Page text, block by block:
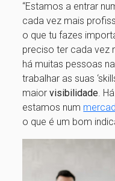
“Estamos a entrar
cada vez mais
o que tu fazes
preciso ter cada vez
há muitas pessoas
trabalhar as suas
maiorvisibilidade.
estamos num
o que é um bom